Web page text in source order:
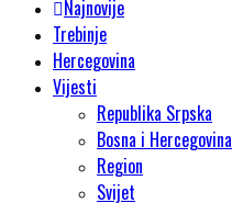
Najnovije
Trebinje
Hercegovina
Vijesti
Republika Srpska
Bosna i Hercegovina
Region
Svijet